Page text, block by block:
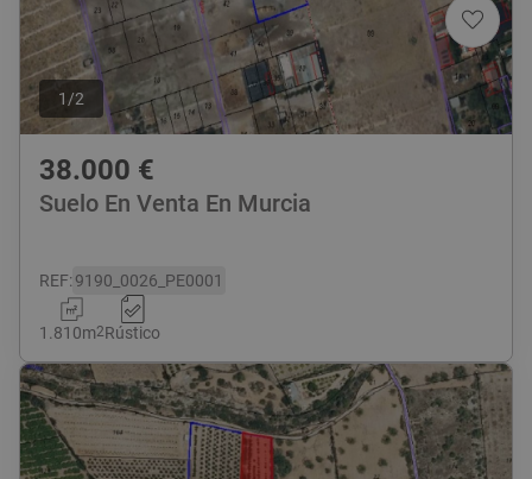
1 /2
38.000 €
Suelo En Venta En Murcia
REF:9190_0026_PE0001
1.810m2Rústico